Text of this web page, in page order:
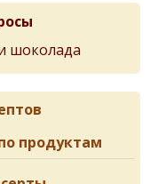
шоколада
продуктам